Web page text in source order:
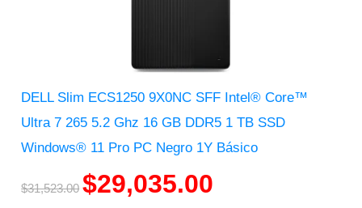
DELL Slim ECS1250 9X0NC SFF Intel® Core™
Ultra 7 265 5.2 Ghz 16 GB DDR5 1 TB SSD
Windows® 11 Pro PC Negro 1Y Básico
$31,523.00 $29,035.00